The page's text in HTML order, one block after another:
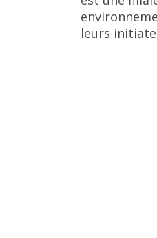
leurs